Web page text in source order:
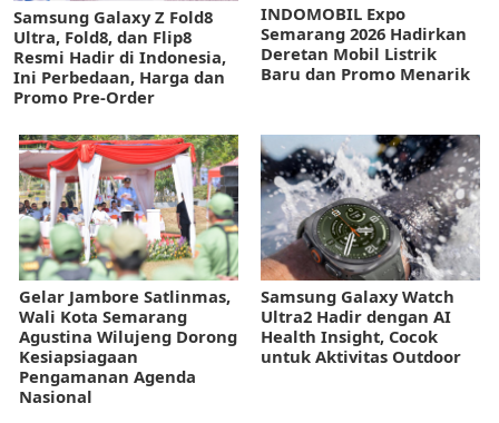
Samsung Galaxy Z Fold8
Ultra, Fold8, dan Flip8
Resmi Hadir di Indonesia,
Ini Perbedaan, Harga dan
Promo Pre-Order
INDOMOBIL Expo
Semarang 2026 Hadirkan
Deretan Mobil Listrik
Baru dan Promo Menarik
Gelar Jambore Satlinmas,
Wali Kota Semarang
Agustina Wilujeng Dorong
Kesiapsiagaan
Pengamanan Agenda
Nasional
Samsung Galaxy Watch
Ultra2 Hadir dengan AI
Health Insight, Cocok
untuk Aktivitas Outdoor